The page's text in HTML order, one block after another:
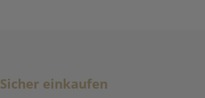
Sicher einkaufen